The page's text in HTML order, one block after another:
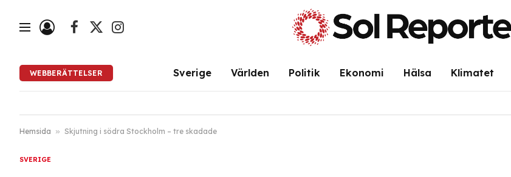
Facebook
X
Instagram
WEBBERÄTTELSER Sverige Världen Politik Ekonomi Hälsa Klimatet
Hemsida » Skjutning i södra Stockholm – tre skadade
SVERIGE